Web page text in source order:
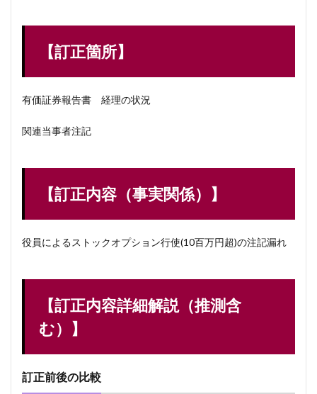
【訂正箇所】
有価証券報告書 経理の状況
関連当事者注記
【訂正内容（事実関係）】
役員によるストックオプション行使(10百万円超)の注記漏れ
【訂正内容詳細解説（推測含
む）】
訂正前後の比較